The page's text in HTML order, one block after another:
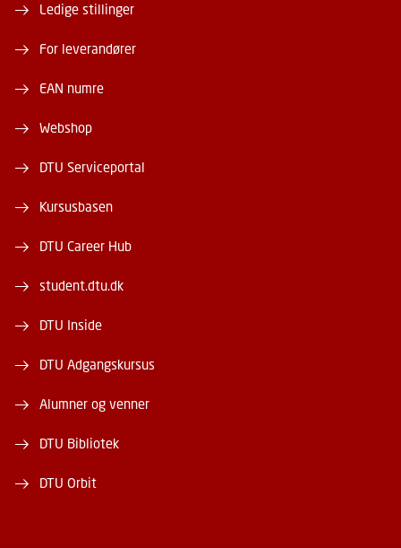
Ledige stillinger
For leverandører
EAN numre
Webshop
DTU Serviceportal
Kursusbasen
DTU Career Hub
student.dtu.dk
DTU Inside
DTU Adgangskursus
Alumner og venner
DTU Bibliotek
DTU Orbit